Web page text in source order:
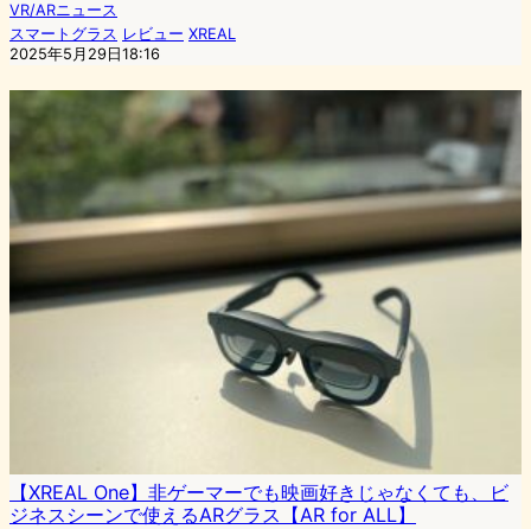
VR/ARニュース
スマートグラス レビュー XREAL
2025年5月29日18:16
【XREAL One】非ゲーマーでも映画好きじゃなくても、ビ
ジネスシーンで使えるARグラス【AR for ALL】